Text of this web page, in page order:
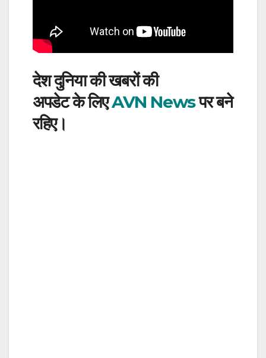
देश दुनिया की खबरों की
अपडेट के लिएAVN Newsपर बने
रहिए।